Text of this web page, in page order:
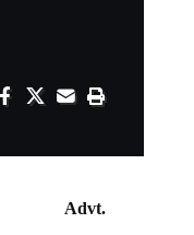
Advt.